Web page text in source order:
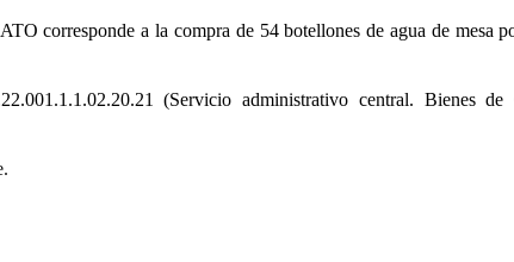
corresponde a la compra de 54 botellones de agua de mesa
(Servicio administrativo central. Bienes de